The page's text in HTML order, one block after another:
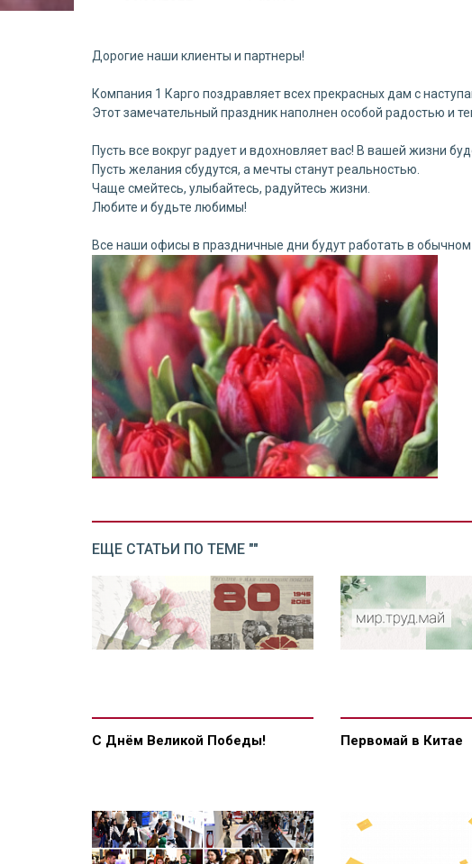
Дорогие наши клиенты и партнеры!
Компания 1 Карго поздравляет всех прекрасных дам с
Этот замечательный праздник наполнен особой радостью и
Пусть все вокруг радует и вдохновляет вас! В вашей жизни
Пусть желания сбудутся, а мечты станут реальностью.
Чаще смейтесь, улыбайтесь, радуйтесь жизни.
Любите и будьте любимы!
Все наши офисы в праздничные дни будут работать в
ЕЩЕ СТАТЬИ ПО ТЕМЕ ""
С Днём Великой Победы! Первомай в Китае